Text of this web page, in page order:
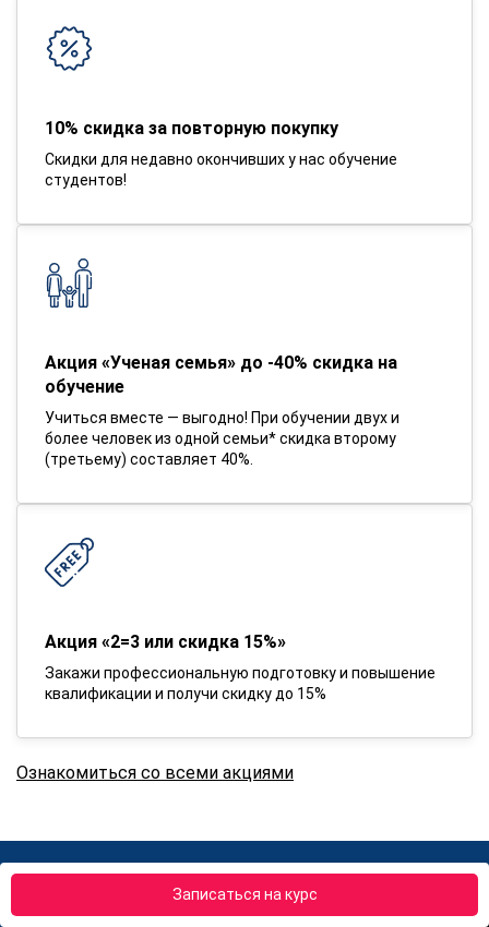
Записаться на курс
10% скидка за повторную покупку
Скидки для недавно окончивших у нас обучение
студентов!
Акция «Ученая семья» до -40% скидка на
обучение
Учиться вместе — выгодно! При обучении двух и
более человек из одной семьи* скидка второму
(третьему) составляет 40%.
Акция «2=3 или скидка 15%»
Закажи профессиональную подготовку и повышение
квалификации и получи скидку до 15%
Ознакомиться со всеми акциями
Вернем деньги если обучение не